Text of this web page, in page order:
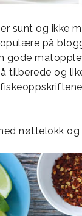
sunt og ikke
på
gode
tilberede og
nøttelokk